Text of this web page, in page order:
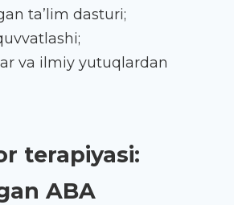
ta’lim dasturi;
va ilmiy yutuqlardan
terapiyasi:
ABA